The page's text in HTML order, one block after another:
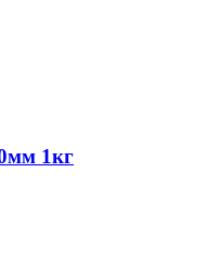
1кг